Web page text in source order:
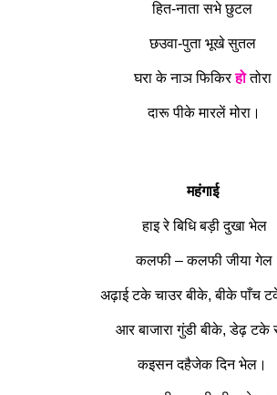
हित-नाता सभे छुटल
छउवा-पुता भूखे सुतल
घरा के नाञ फिकिरहोतोरा
दारू पीके मारलें मोरा।
महंगाई
हाइ रे बिधि बड़ी दुखा भेल
कलफी – कलफी जीया गेल
अढ़ाई टके चाउर बीके, बीके पाँच
आर बाजारा गुंडी बीके, डेढ़ टके
कइसन दहैजेक दिन भेल।